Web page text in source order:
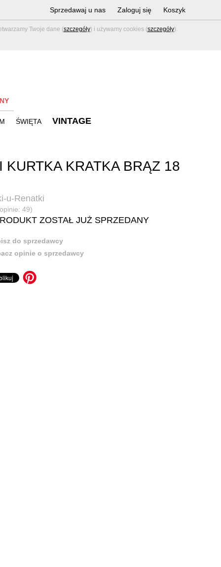
Twoje dane (szczegóły) i używamy cookies (szczegóły).
Sprzedawaj u nas Zaloguj się Koszyk
ŚWIĘTA VINTAGE
KURTKA KRATKA BRĄZ 18
u-Renatki
49)
ZOSTAŁ JUŻ SPRZEDANY
do sprzedawcy
opinie o sprzedawcy